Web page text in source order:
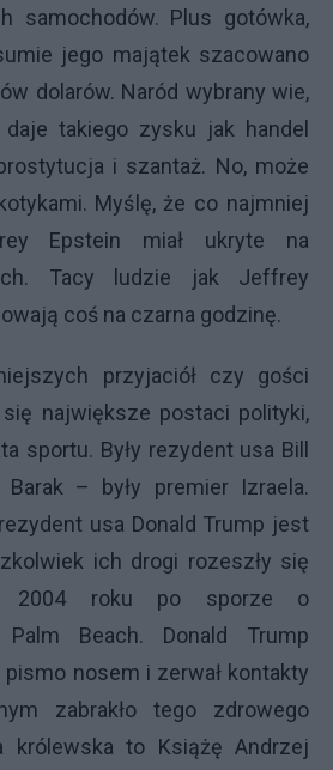
samochodów. Plus gotówka,
jego majątek szacowano
dolarów. Naród wybrany wie,
takiego zysku jak handel
i szantaż. No, może
Myślę, że co najmniej
Epstein miał ukryte na
Tacy ludzie jak Jeffrey
coś na czarna godzinę.
przyjaciół czy gości
największe postaci polityki,
sportu. Były rezydent usa Bill
– były premier Izraela.
usa Donald Trump jest
ich drogi rozeszły się
2004 roku po sporze o
Beach. Donald Trump
nosem i zerwał kontakty
zabrakło tego zdrowego
królewska to Książę Andrzej